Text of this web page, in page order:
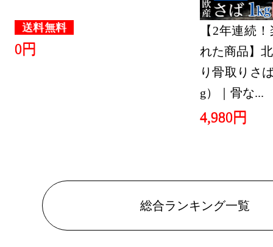
送料無料
0円
【2年連続
れた商品】
り骨取りさ
g）｜骨な...
4,980円
総合ランキング一覧